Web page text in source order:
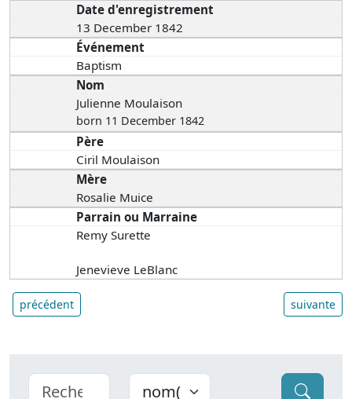
Date d'enregistrement
13 December 1842
Événement
Baptism
Nom
Julienne Moulaison
born 11 December 1842
Père
Ciril Moulaison
Mère
Rosalie Muice
Parrain ou Marraine
Remy Surette
Jenevieve LeBlanc
précédent suivante